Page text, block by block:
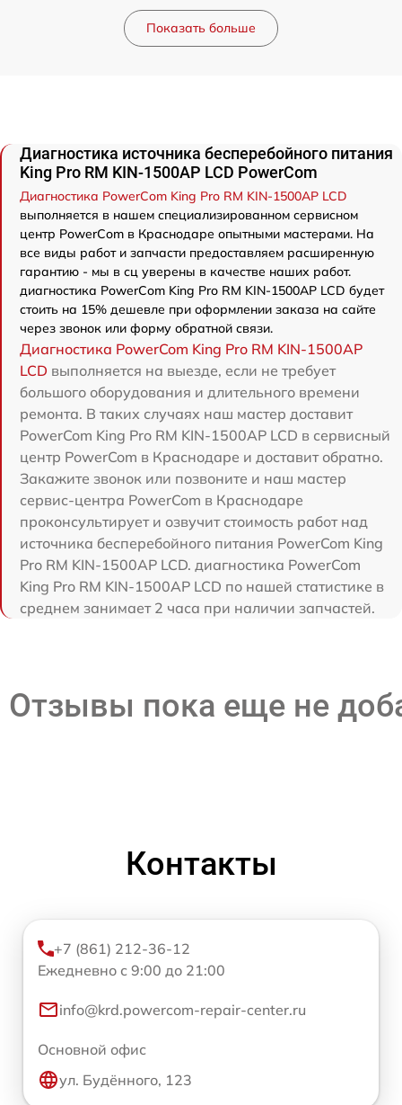
Показать больше
Диагностика источника бесперебойного питания
King Pro RM KIN-1500AP LCD PowerCom
Диагностика PowerCom King Pro RM KIN-1500AP LCD
выполняется в нашем специализированном сервисном
центр PowerCom в Краснодаре опытными мастерами. На
все виды работ и запчасти предоставляем расширенную
гарантию - мы в сц уверены в качестве наших работ.
диагностика PowerCom King Pro RM KIN-1500AP LCD будет
стоить на 15% дешевле при оформлении заказа на сайте
через звонок или форму обратной связи.
Диагностика PowerCom King Pro RM KIN-1500AP
LCD выполняется на выезде, если не требует
большого оборудования и длительного времени
ремонта. В таких случаях наш мастер доставит
PowerCom King Pro RM KIN-1500AP LCD в сервисный
центр PowerCom в Краснодаре и доставит обратно.
Закажите звонок или позвоните и наш мастер
сервис-центра PowerCom в Краснодаре
проконсультирует и озвучит стоимость работ над
источника бесперебойного питания PowerCom King
Pro RM KIN-1500AP LCD. диагностика PowerCom
King Pro RM KIN-1500AP LCD по нашей статистике в
среднем занимает 2 часа при наличии запчастей.
Отзывы пока еще не
Контакты
+7 (861) 212-36-12
Ежедневно с 9:00 до 21:00
info@krd.powercom-repair-center.ru
Основной офис
ул. Будённого, 123